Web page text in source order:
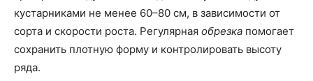
кустарниками не менее 60–80 см, в зависимости от
сорта и скорости роста. Регулярная обрезка помогает
сохранить плотную форму и контролировать высоту
ряда.